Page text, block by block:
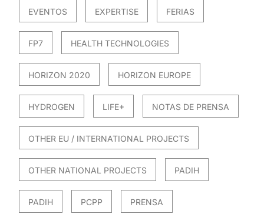
EVENTOS EXPERTISE FERIAS
FP7 HEALTH TECHNOLOGIES
HORIZON 2020 HORIZON EUROPE
HYDROGEN LIFE+ NOTAS DE PRENSA
OTHER EU / INTERNATIONAL PROJECTS
OTHER NATIONAL PROJECTS PADIH
PADIH PCPP PRENSA